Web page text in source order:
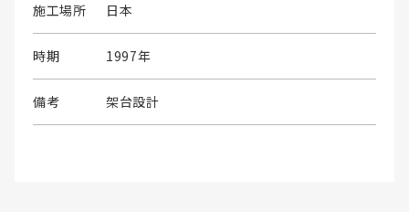
施工場所 日本
時期 1997年
備考 架台設計